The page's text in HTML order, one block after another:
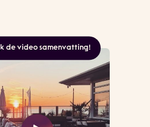
de video samenvatting!